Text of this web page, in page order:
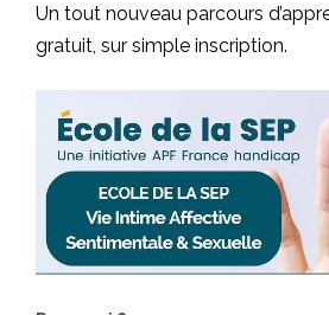
Un tout nouveau parcours
gratuit, sur simple inscription.